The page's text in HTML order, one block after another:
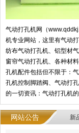
气动打孔机网（
机专业网站，这里有气动
纺布气动打孔机、铝型材
窗帘气动打孔机、各种材
孔机配件包括但不限于：
孔机控制脚踏阀、气动打
的一切资讯：气动打孔机
网站公告 新